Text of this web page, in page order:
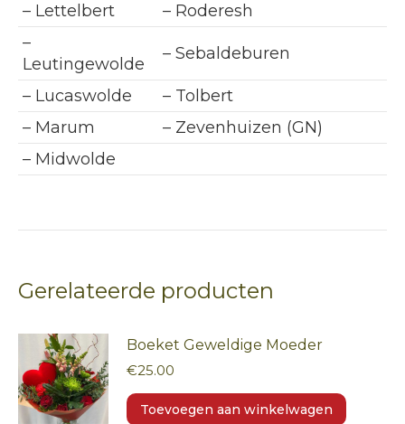
– Lettelbert
– Roderesh
–
Leutingewolde
– Sebaldeburen
– Lucaswolde
– Tolbert
– Marum
– Zevenhuizen (GN)
– Midwolde
Gerelateerde producten
Boeket Geweldige Moeder
€25.00
Toevoegen aan winkelwagen